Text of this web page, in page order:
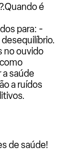
Quando é
para: -
no ouvido
saúde
a ruídos
de saúde!